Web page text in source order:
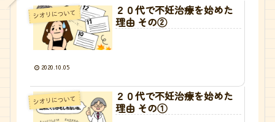
シオリについて
２０代で不妊治療を始めた
理由 その②
2020.10.05
シオリについて
２０代で不妊治療を始めた
理由 その①